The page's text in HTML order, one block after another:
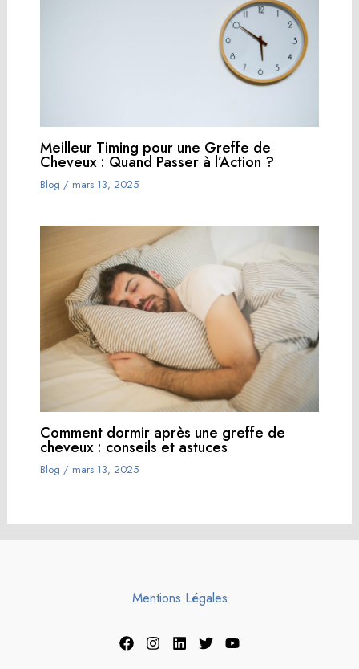
Meilleur Timing pour une Greffe de
Cheveux : Quand Passer à l’Action ?
Blog / mars 13, 2025
Comment dormir après une greffe de
cheveux : conseils et astuces
Blog / mars 13, 2025
Mentions Légales